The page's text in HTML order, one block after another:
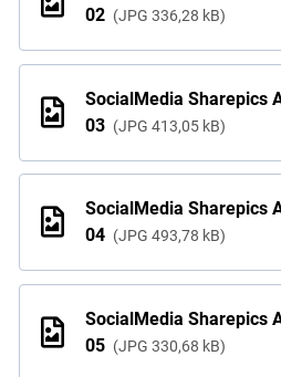
02
JPG 336,28 kB
SocialMedia Sharepics
03
JPG 413,05 kB
SocialMedia Sharepics
04
JPG 493,78 kB
SocialMedia Sharepics
05
JPG 330,68 kB